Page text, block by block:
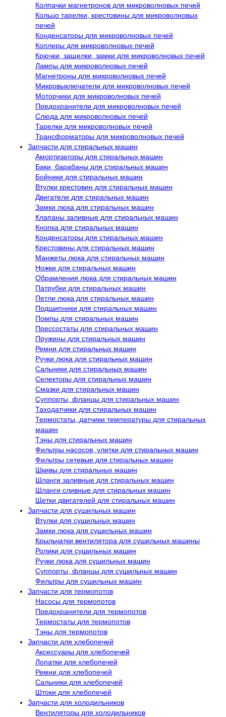
Колпачки магнетронов для микроволновых печей
Кольцо тарелки, крестовины для микроволновых
печей
Конденсаторы для микроволновых печей
Коплеры для микроволновых печей
Крючки, защелки, замки для микроволновых печей
Лампы для микроволновых печей
Магнетроны для микроволновых печей
Микровыключатели для микроволновых печей
Моторчики для микроволновых печей
Предохранители для микроволновых печей
Слюда для микроволновых печей
Тарелки для микроволновых печей
Трансформаторы для микроволновых печей
Запчасти для стиральных машин
Амортизаторы для стиральных машин
Баки, барабаны для стиральных машин
Бойники для стиральных машин
Втулки крестовин для стиральных машин
Двигатели для стиральных машин
Замки люка для стиральных машин
Клапаны заливные для стиральных машин
Кнопка для стиральных машин
Конденсаторы для стиральных машин
Крестовины для стиральных машин
Манжеты люка для стиральных машин
Ножки для стиральных машин
Обрамления люка для стиральных машин
Патрубки для стиральных машин
Петли люка для стиральных машин
Подшипники для стиральных машин
Помпы для стиральных машин
Прессостаты для стиральных машин
Пружины для стиральных машин
Ремни для стиральных машин
Ручки люка для стиральных машин
Сальники для стиральных машин
Селекторы для стиральных машин
Смазки для стиральных машин
Суппорты, фланцы для стиральных машин
Таходатчики для стиральных машин
Термостаты, датчики температуры для стиральных
машин
Тэны для стиральных машин
Фильтры насосов, улитки для стиральных машин
Фильтры сетевые для стиральных машин
Шкивы для стиральных машин
Шланги заливные для стиральных машин
Шланги сливные для стиральных машин
Щетки двигателей для стиральных машин
Запчасти для сушильных машин
Втулки для сушильных машин
Замки люка для сушильных машин
Крыльчатки вентилятора для сушильных машины
Ролики для сушильных машин
Ручки люка для сушильных машин
Суппорты, фланцы для сушильных машин
Фильтры для сушильных машин
Запчасти для термопотов
Насосы для термопотов
Предохранители для термопотов
Термостаты для термопотов
Тэны для термопотов
Запчасти для хлебопечей
Аксессуары для хлебопечей
Лопатки для хлебопечей
Ремни для хлебопечей
Сальники для хлебопечей
Штоки для хлебопечей
Запчасти для холодильников
Вентиляторы для холодильников